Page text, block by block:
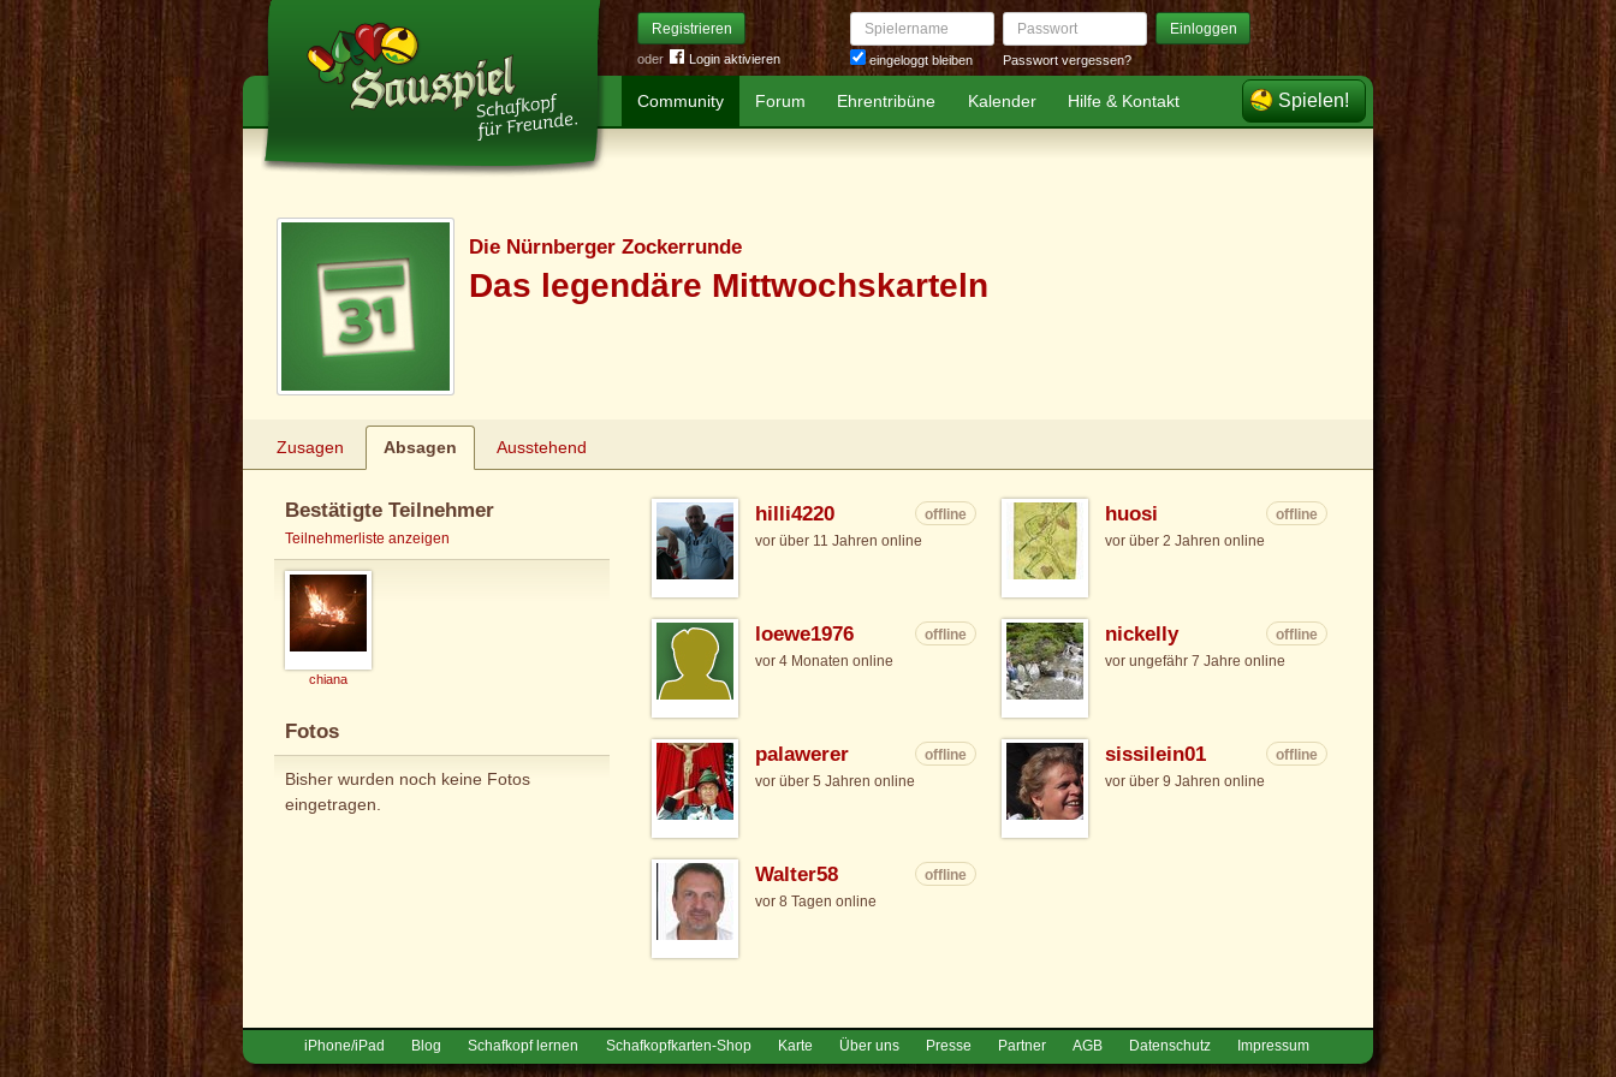
Registrieren
oder Login aktivieren
Spielername
eingeloggt bleiben
Passwort Einloggen
Passwort vergessen?
Community Forum Ehrentribüne Kalender Hilfe & Kontakt Spielen!
Die Nürnberger Zockerrunde
Das legendäre Mittwochskarteln
Zusagen Absagen Ausstehend
Bestätigte Teilnehmer
Teilnehmerliste anzeigen
chiana
Fotos
Bisher wurden noch keine Fotos
eingetragen.
hilli4220
offline
vor über 11 Jahren online
huosi
offline
vor über 2 Jahren online
loewe1976
offline
vor 4 Monaten online
nickelly
offline
vor ungefähr 7 Jahre online
palawerer
offline
vor über 5 Jahren online
sissilein01
offline
vor über 9 Jahren online
Walter58
offline
vor 8 Tagen online
iPhone/iPad Blog Schafkopf lernen Schafkopfkarten-Shop Karte Über uns Presse Partner AGB Datenschutz Impressum